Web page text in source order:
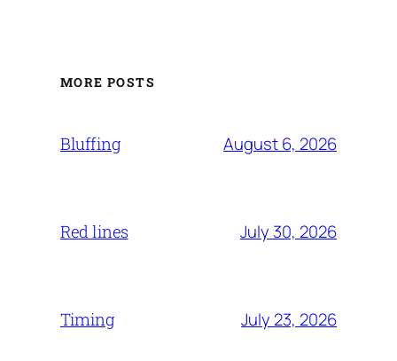
MORE POSTS
Bluffing August 6, 2026
Red lines July 30, 2026
Timing July 23, 2026